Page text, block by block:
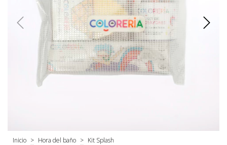
Inicio > Hora del baño > Kit Splash